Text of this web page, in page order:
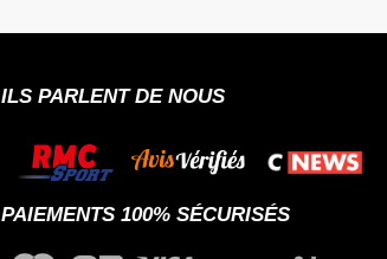
ILS PARLENT DE NOUS
PAIEMENTS 100% SÉCURISÉS